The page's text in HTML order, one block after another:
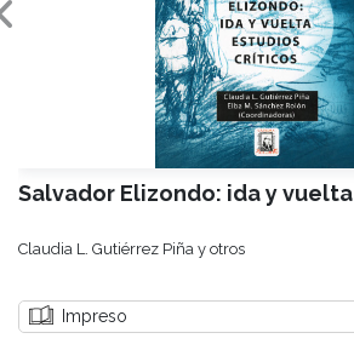
Salvador Elizondo: ida y vuelta
Claudia L. Gutiérrez Piña y otros
Impreso